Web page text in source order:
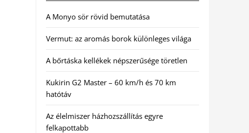
A Monyo sör rövid bemutatása
Vermut: az aromás borok különleges világa
A bőrtáska kellékek népszerűsége töretlen
Kukirin G2 Master – 60 km/h és 70 km
hatótáv
Az élelmiszer házhozszállítás egyre
felkapottabb